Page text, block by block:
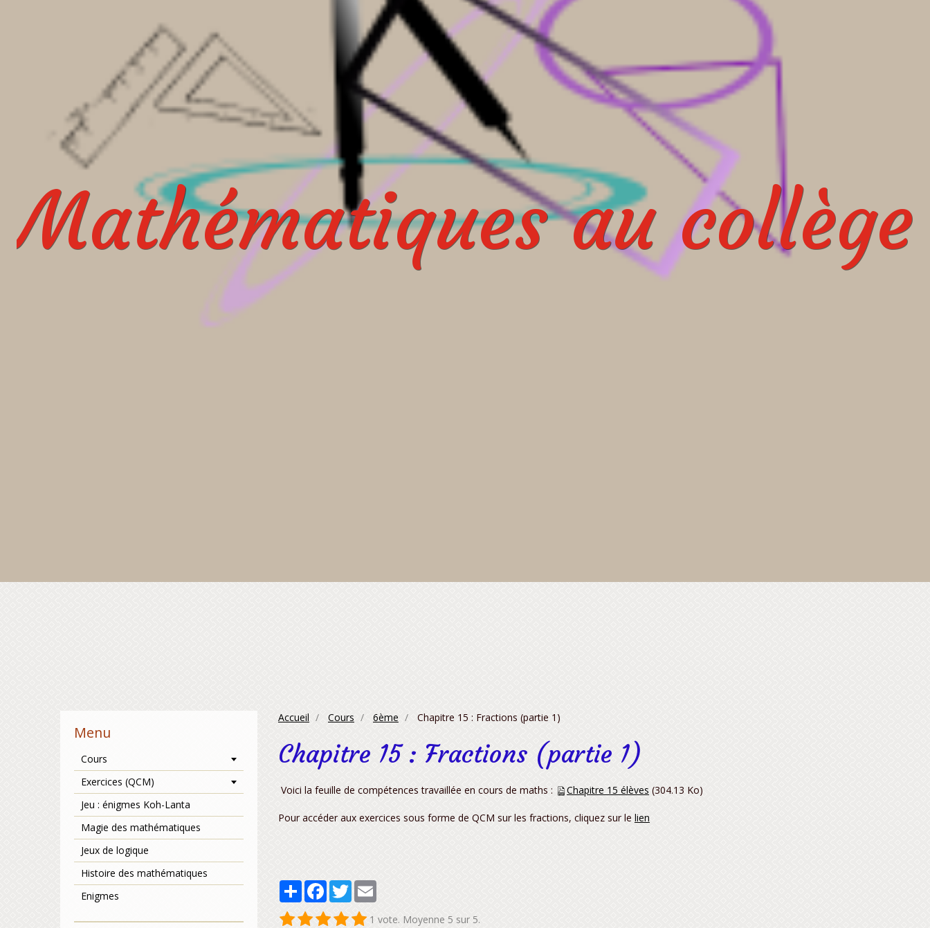
Mathématiques au collège
Accueil Cours 6ème Chapitre 15 : Fractions (partie 1)
Chapitre 15 : Fractions (partie 1)
Voici la feuille de compétences travaillée en cours de maths : Chapitre 15 élèves(304.13 Ko)
Pour accéder aux exercices sous forme de QCM sur les fractions, cliquez sur lelien
PartagerFacebook
TwitterEmail
1vote. Moyenne5sur 5.
Menu
Cours
Exercices (QCM)
Jeu : énigmes Koh-Lanta
Magie des mathématiques
Jeux de logique
Histoire des mathématiques
Enigmes